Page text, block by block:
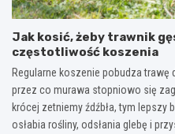
Jak kosić, żeby trawnik
częstotliwość koszenia
Regularne koszenie pobudza
przez co murawa stopniowo się
krócej zetniemy źdźbła, tym lepszy
osłabia rośliny, odsłania glebę i